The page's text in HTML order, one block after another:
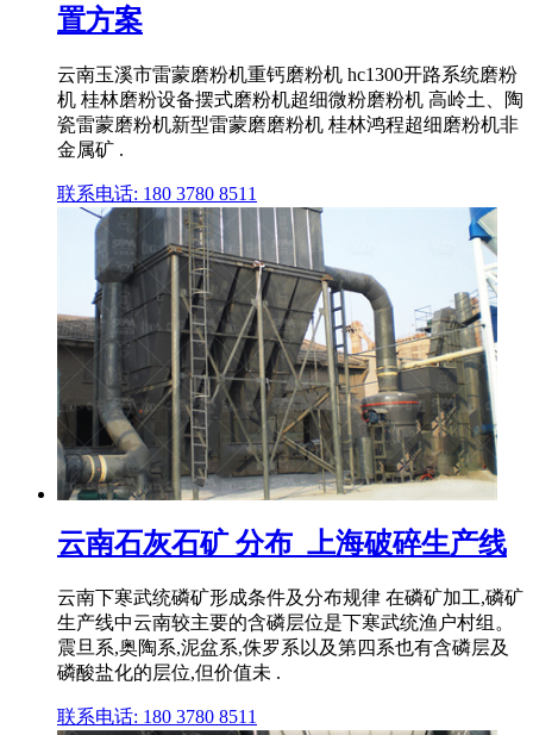
置方案
云南玉溪市雷蒙磨粉机重钙磨粉机 hc1300开路系统磨粉
机 桂林磨粉设备摆式磨粉机超细微粉磨粉机 高岭土、陶
瓷雷蒙磨粉机新型雷蒙磨磨粉机 桂林鸿程超细磨粉机非
金属矿 .
联系电话: 180 3780 8511
云南石灰石矿 分布_上海破碎生产线
云南下寒武统磷矿形成条件及分布规律 在磷矿加工,磷矿
生产线中云南较主要的含磷层位是下寒武统渔户村组。
震旦系,奥陶系,泥盆系,侏罗系以及第四系也有含磷层及
磷酸盐化的层位,但价值未 .
联系电话: 180 3780 8511